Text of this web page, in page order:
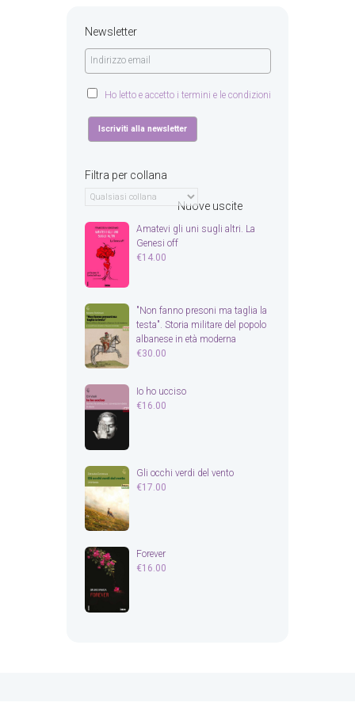
Newsletter
Ho letto e accetto i termini e le condizioni
Filtra per collana
Nuove uscite
Amatevi gli uni sugli altri. La
Genesi off
€14.00
"Non fanno presoni ma taglia la
testa". Storia militare del popolo
albanese in età moderna
€30.00
Io ho ucciso
€16.00
Gli occhi verdi del vento
€17.00
Forever
€16.00